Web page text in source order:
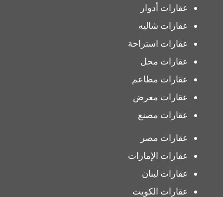
عقارات أدوار
عقارات شاليه
عقارات استراحة
عقارات محل
عقارات مطاعم
عقارات معرض
عقارات مصنع
عقارات مصر
عقارات الإمارات
عقارات لبنان
عقارات الكويت